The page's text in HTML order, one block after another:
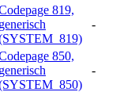
819,
generisch
-
850,
generisch
-